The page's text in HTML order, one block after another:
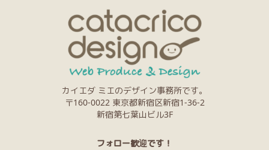
カイエダ ミエのデザイン事務所です。
〒160-0022 東京都新宿区新宿1-36-2
新宿第七葉山ビル3F
フォロー歓迎です！